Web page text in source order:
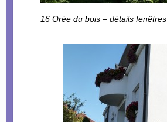
16 Orée du bois – détails fenêtres